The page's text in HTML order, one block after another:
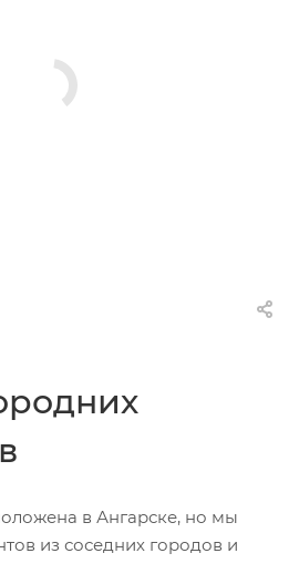
в Ангарске, но мы
из соседних городов и